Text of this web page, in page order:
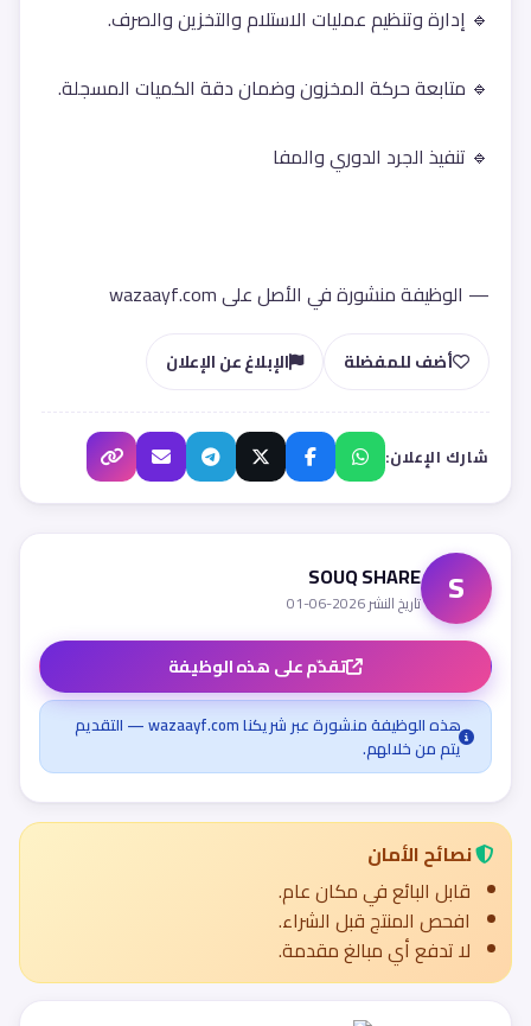
🔹 إدارة وتنظيم عمليات الاستلام والتخزين والصرف.
🔹 متابعة حركة المخزون وضمان دقة الكميات المسجلة.
🔹 تنفيذ الجرد الدوري والمفا
— الوظيفة منشورة في الأصل على wazaayf.com
أضف للمفضلة الإبلاغ عن الإعلان
شارك الإعلان:
S
SOUQ SHARE
تاريخ النشر 2026-06-01
تقدّم على هذه الوظيفة
هذه الوظيفة منشورة عبر شريكنا wazaayf.com — التقديم
يتم من خلالهم.
نصائح الأمان
قابل البائع في مكان عام.
افحص المنتج قبل الشراء.
لا تدفع أي مبالغ مقدمة.